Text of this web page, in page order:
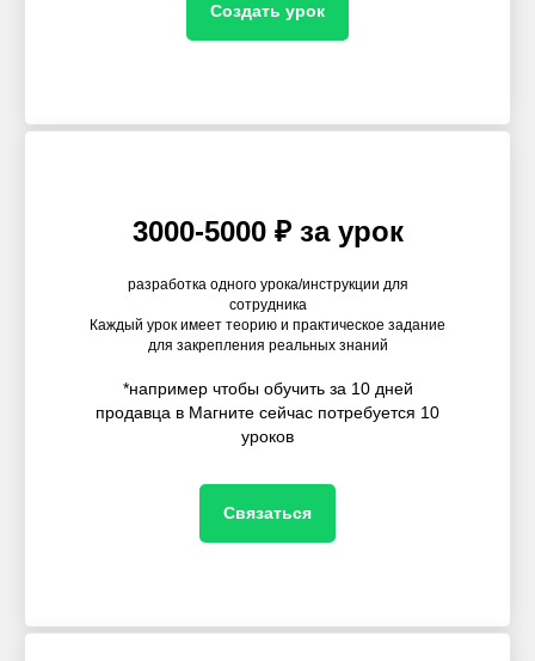
Создать урок
3000-5000 ₽ за урок
разработка одного урока/инструкции для
сотрудника
Каждый урок имеет теорию и практическое задание
для закрепления реальных знаний
*например чтобы обучить за 10 дней
продавца в Магните сейчас потребуется 10
уроков
Связаться